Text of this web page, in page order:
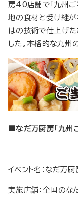
房40店舗で「九州ご
地の食材と受け継が
はの技術で仕上げ
した。本格的な九州
■なだ万厨房「九州
イベント名：なだ万厨
実施店舗：全国の